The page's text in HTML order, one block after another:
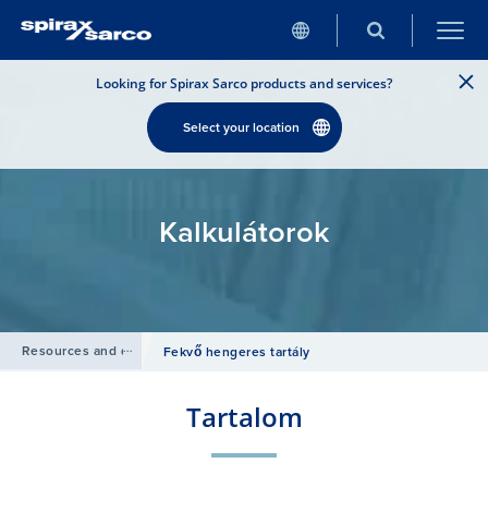
Looking for Spirax Sarco products and services?
Select your location
Kalkulátorok
Resources and design tools /
Fekvő hengeres tartály
Tartalom